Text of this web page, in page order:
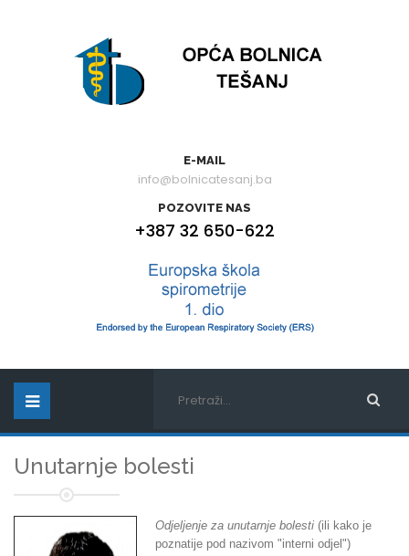
E-MAIL
info@bolnicatesanj.ba
POZOVITE NAS
+387 32 650-622
Unutarnje bolesti
Odjeljenje za unutarnje bolesti (ili kako je
poznatije pod nazivom "interni odjel")